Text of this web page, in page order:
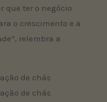
que ter o negócio
o crescimento e a
relembra a